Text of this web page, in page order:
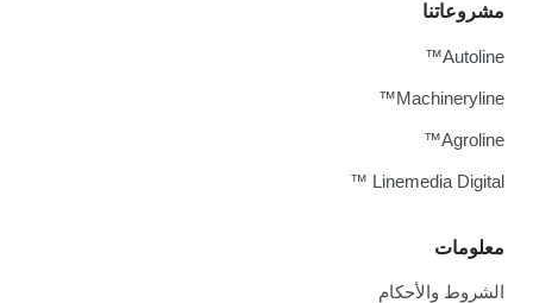
معلومات
الشروط والأحكام
مشروعاتنا
Autoline™
Machineryline™
Agroline™
Linemedia Digital ™